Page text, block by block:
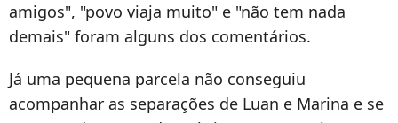
amigos", "povo viaja muito" e "não tem nada
demais" foram alguns dos comentários.
Já uma pequena parcela não conseguiu
acompanhar as separações de Luan e Marina e se